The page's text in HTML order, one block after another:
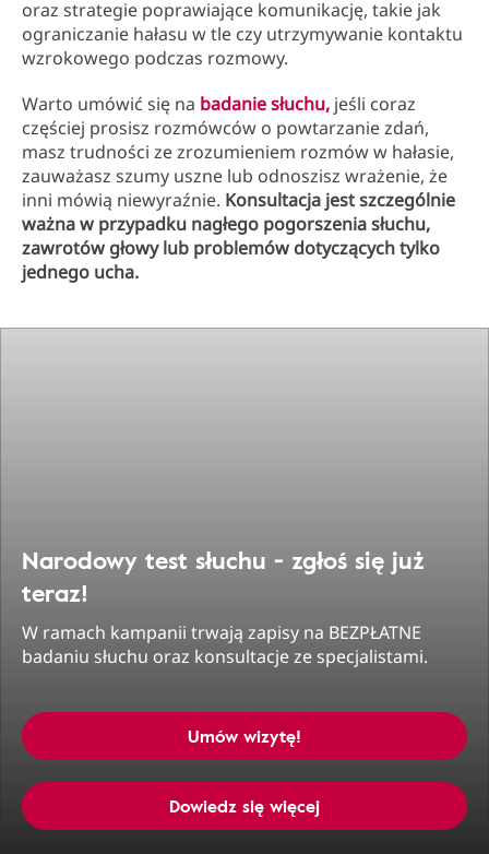
oraz strategie poprawiające komunikację, takie jak
ograniczanie hałasu w tle czy utrzymywanie kontaktu
wzrokowego podczas rozmowy.
Warto umówić się na badanie słuchu, jeśli coraz
częściej prosisz rozmówców o powtarzanie zdań,
masz trudności ze zrozumieniem rozmów w hałasie,
zauważasz szumy uszne lub odnoszisz wrażenie, że
inni mówią niewyraźnie. Konsultacja jest szczególnie
ważna w przypadku nagłego pogorszenia słuchu,
zawrotów głowy lub problemów dotyczących tylko
jednego ucha.
Narodowy test słuchu - zgłoś się już
teraz!
W ramach kampanii trwają zapisy na BEZPŁATNE
badaniu słuchu oraz konsultacje ze specjalistami.
Umów wizytę!
Dowiedz się więcej